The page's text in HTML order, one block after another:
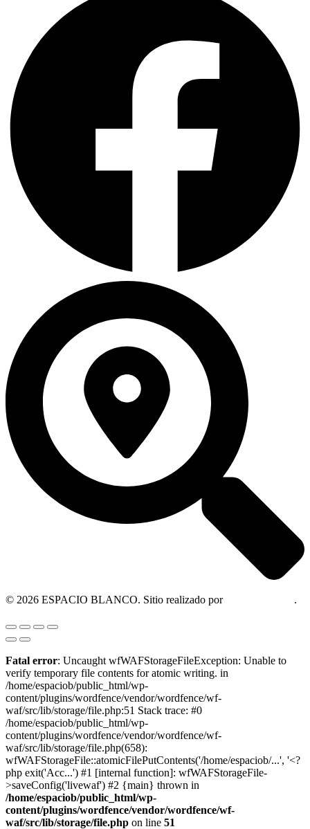
© 2026 ESPACIO BLANCO. Sitio realizado por .
Fatal error: Uncaught wfWAFStorageFileException: Unable to
verify temporary file contents for atomic writing. in
/home/espaciob/public_html/wp-
content/plugins/wordfence/vendor/wordfence/wf-
waf/src/lib/storage/file.php:51 Stack trace: #0
/home/espaciob/public_html/wp-
content/plugins/wordfence/vendor/wordfence/wf-
waf/src/lib/storage/file.php(658):
wfWAFStorageFile::atomicFilePutContents('/home/espaciob/...', '<?
php exit('Acc...') #1 [internal function]: wfWAFStorageFile-
>saveConfig('livewaf') #2 {main} thrown in
/home/espaciob/public_html/wp-
content/plugins/wordfence/vendor/wordfence/wf-
waf/src/lib/storage/file.php on line 51